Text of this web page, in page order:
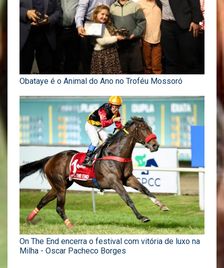
Obataye é o Animal do Ano no Troféu Mossoró
On The End encerra o festival com vitória de luxo na
Milha - Oscar Pacheco Borges